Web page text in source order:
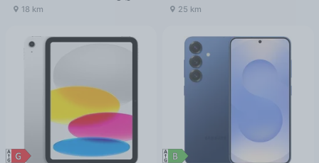
18 km 25 km